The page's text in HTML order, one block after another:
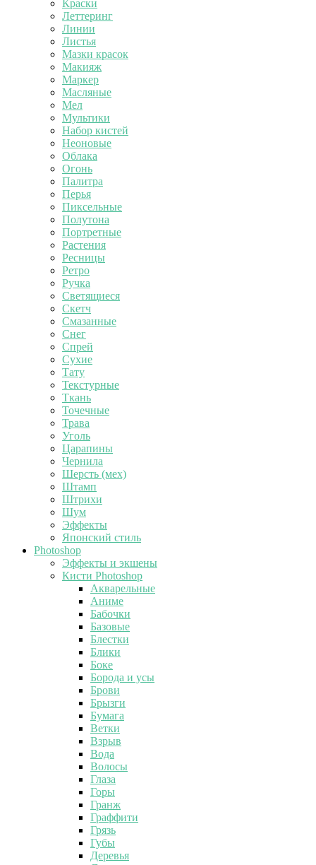
Краски
Леттеринг
Линии
Листья
Мазки красок
Макияж
Маркер
Масляные
Мел
Мультики
Набор кистей
Неоновые
Облака
Огонь
Палитра
Перья
Пиксельные
Полутона
Портретные
Растения
Ресницы
Ретро
Ручка
Светящиеся
Скетч
Смазанные
Снег
Спрей
Сухие
Тату
Текстурные
Ткань
Точечные
Трава
Уголь
Царапины
Чернила
Шерсть (мех)
Штамп
Штрихи
Шум
Эффекты
Японский стиль
Photoshop
Эффекты и экшены
Кисти Photoshop
Акварельные
Аниме
Бабочки
Базовые
Блестки
Блики
Боке
Борода и усы
Брови
Брызги
Бумага
Ветки
Взрыв
Вода
Волосы
Глаза
Горы
Гранж
Граффити
Грязь
Губы
Деревья